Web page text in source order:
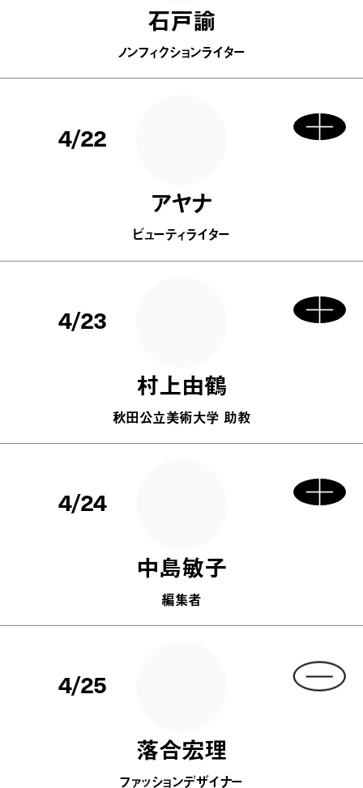
石戸諭
ノンフィクションライター
4/22
アヤナ
ビューティライター
4/23
村上由鶴
秋田公立美術大学 助教
4/24
中島敏子
編集者
4/25
落合宏理
ファッションデザイナー